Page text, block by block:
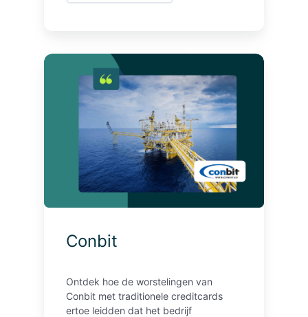
C
Conbit
Ontdek hoe de worstelingen van
Conbit met traditionele creditcards
ertoe leidden dat het bedrijf